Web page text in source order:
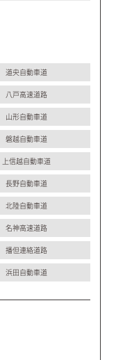
道央自動車道
八戸高速道路
山形自動車道
磐越自動車道
上信越自動車道
長野自動車道
北陸自動車道
名神高速道路
播但連絡道路
浜田自動車道